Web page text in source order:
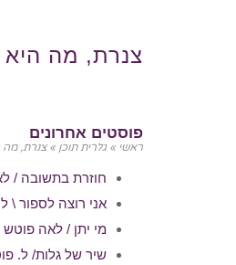
צנרת, מה
ראשי » גלרית תוכן » צנרת, מה
פוסטים אחרונים
חוזרת בתשובה /
אני רוצה לספור \
מי יתן / לאה פוטש
שיר של גלות/ ל.